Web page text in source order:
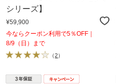
シリーズ】
¥59,900
今ならクーポン利用で5％OFF｜
8/9（日）まで
（2）